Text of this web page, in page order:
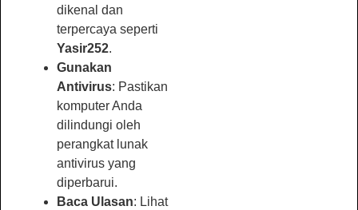
dikenal dan
terpercaya seperti
Yasir252.
Gunakan
Antivirus: Pastikan
komputer Anda
dilindungi oleh
perangkat lunak
antivirus yang
diperbarui.
Baca Ulasan: Lihat